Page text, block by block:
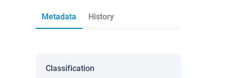
Metadata History
Classification